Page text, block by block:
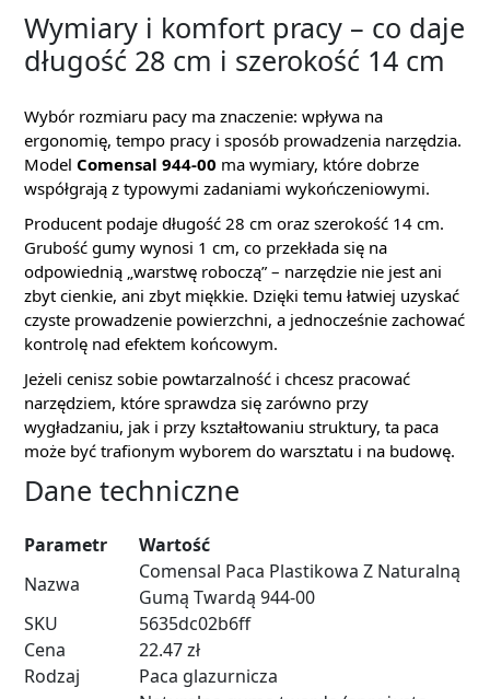
Wymiary i komfort pracy – co daje
długość 28 cm i szerokość 14 cm
Wybór rozmiaru pacy ma znaczenie: wpływa na
ergonomię, tempo pracy i sposób prowadzenia narzędzia.
Model Comensal 944-00 ma wymiary, które dobrze
współgrają z typowymi zadaniami wykończeniowymi.
Producent podaje długość 28 cm oraz szerokość 14 cm.
Grubość gumy wynosi 1 cm, co przekłada się na
odpowiednią „warstwę roboczą” – narzędzie nie jest ani
zbyt cienkie, ani zbyt miękkie. Dzięki temu łatwiej uzyskać
czyste prowadzenie powierzchni, a jednocześnie zachować
kontrolę nad efektem końcowym.
Jeżeli cenisz sobie powtarzalność i chcesz pracować
narzędziem, które sprawdza się zarówno przy
wygładzaniu, jak i przy kształtowaniu struktury, ta paca
może być trafionym wyborem do warsztatu i na budowę.
Dane techniczne
Parametr
Wartość
Nazwa
Comensal Paca Plastikowa Z Naturalną
Gumą Twardą 944-00
SKU
5635dc02b6ff
Cena
22.47 zł
Rodzaj
Paca glazurnicza